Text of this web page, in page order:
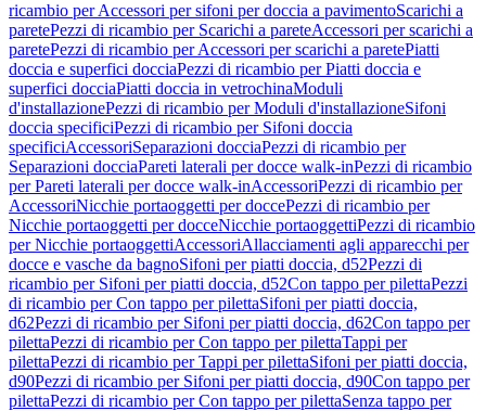
ricambio per Accessori per sifoni per doccia a pavimentoScarichi a
paretePezzi di ricambio per Scarichi a pareteAccessori per scarichi a
paretePezzi di ricambio per Accessori per scarichi a paretePiatti
doccia e superfici docciaPezzi di ricambio per Piatti doccia e
superfici docciaPiatti doccia in vetrochinaModuli
d'installazionePezzi di ricambio per Moduli d'installazioneSifoni
doccia specificiPezzi di ricambio per Sifoni doccia
specificiAccessoriSeparazioni docciaPezzi di ricambio per
Separazioni docciaPareti laterali per docce walk-inPezzi di ricambio
per Pareti laterali per docce walk-inAccessoriPezzi di ricambio per
AccessoriNicchie portaoggetti per doccePezzi di ricambio per
Nicchie portaoggetti per docceNicchie portaoggettiPezzi di ricambio
per Nicchie portaoggettiAccessoriAllacciamenti agli apparecchi per
docce e vasche da bagnoSifoni per piatti doccia, d52Pezzi di
ricambio per Sifoni per piatti doccia, d52Con tappo per pilettaPezzi
di ricambio per Con tappo per pilettaSifoni per piatti doccia,
d62Pezzi di ricambio per Sifoni per piatti doccia, d62Con tappo per
pilettaPezzi di ricambio per Con tappo per pilettaTappi per
pilettaPezzi di ricambio per Tappi per pilettaSifoni per piatti doccia,
d90Pezzi di ricambio per Sifoni per piatti doccia, d90Con tappo per
pilettaPezzi di ricambio per Con tappo per pilettaSenza tappo per